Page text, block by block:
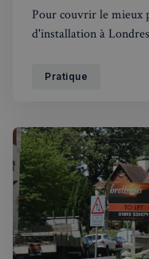
Pour couvrir le mieux
d'installation à
visas, éducation,
Pratique